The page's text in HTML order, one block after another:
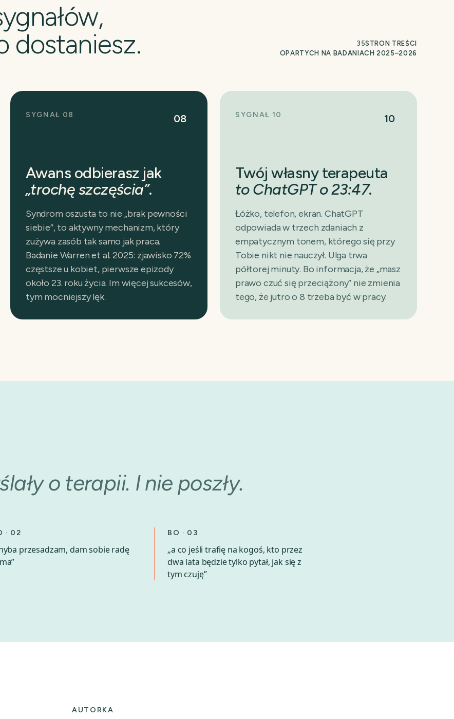
dostaniesz. 35STRON TREŚCI
OPARTYCH NA BADANIACH 2025–2026
SYGNAŁ 08 08
Awans odbierasz jak
„trochę szczęścia”.
Syndrom oszusta to nie „brak pewności
siebie”, to aktywny mechanizm, który
zużywa zasób tak samo jak praca.
Badanie Warren et al. 2025: zjawisko 72%
częstsze u kobiet, pierwsze epizody
około 23. roku życia. Im więcej sukcesów,
tym mocniejszy lęk.
SYGNAŁ 10 10
Twój własny terapeuta
to ChatGPT o 23:47.
Łóżko, telefon, ekran. ChatGPT
odpowiada w trzech zdaniach z
empatycznym tonem, którego się przy
Tobie nikt nie nauczył. Ulga trwa
półtorej minuty. Bo informacja, że „masz
prawo czuć się przeciążony” nie zmienia
tego, że jutro o 8 trzeba być w pracy.
o terapii. I nie poszły.
· 02
przesadzam, dam sobie radę
BO · 03
„a co jeśli trafię na kogoś, kto przez
dwa lata będzie tylko pytał, jak się z
tym czuję”
AUTORKA